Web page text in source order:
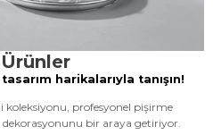
harikalarıyla tanışın!
koleksiyonu, profesyonel pişirme
bir araya getiriyor.